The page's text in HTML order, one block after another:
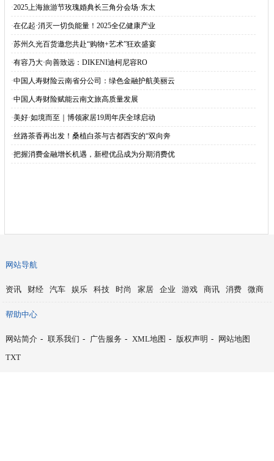
·2025上海旅游节玫瑰婚典长三角分会场·东太
·在亿起·消灭一切负能量！2025全亿健康产业
·苏州久光百货邀您共赴“购物+艺术”狂欢盛宴
·有容乃大·向善致远：DIKENI迪柯尼容RO
·中国人寿财险云南省分公司：绿色金融护航美丽云
·中国人寿财险赋能云南文旅高质量发展
·美好·如境而至｜博领家居19周年庆全球启动
·丝路茶香再出发！桑植白茶与古都西安的“双向奔
·把握消费金融增长机遇，新橙优品成为分期消费优
网站导航
资讯 财经 汽车 娱乐 科技 时尚 家居 企业 游戏 商讯 消费 微商
帮助中心
网站简介 - 联系我们 - 广告服务 - XML地图 - 版权声明 -
网站地图
TXT